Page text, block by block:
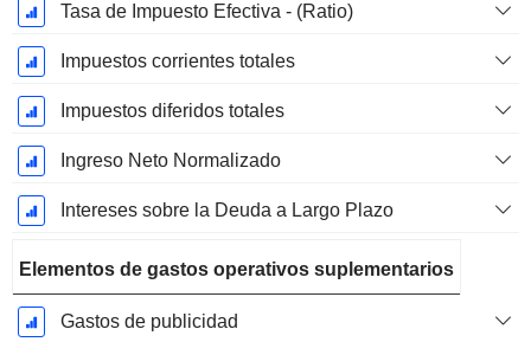
Tasa de Impuesto Efectiva - (Ratio)
Impuestos corrientes totales
Impuestos diferidos totales
Ingreso Neto Normalizado
Intereses sobre la Deuda a Largo Plazo
Elementos de gastos operativos suplementarios
Gastos de publicidad